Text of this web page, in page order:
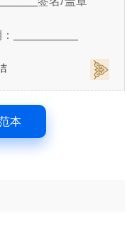
本